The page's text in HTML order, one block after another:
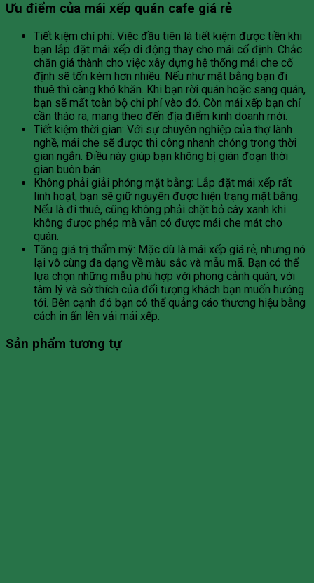
Ưu điểm của mái xếp quán cafe giá rẻ
Tiết kiệm chí phí: Việc đầu tiên là tiết kiệm được tiền khi
bạn lắp đặt mái xếp di động thay cho mái cố định. Chắc
chắn giá thành cho việc xây dựng hệ thống mái che cố
định sẽ tốn kém hơn nhiều. Nếu như mặt bằng bạn đi
thuê thì càng khó khăn. Khi bạn rời quán hoặc sang quán,
bạn sẽ mất toàn bộ chi phí vào đó. Còn mái xếp bạn chỉ
cần tháo ra, mang theo đến địa điểm kinh doanh mới.
Tiết kiệm thời gian: Với sự chuyên nghiệp của thợ lành
nghề, mái che sẽ được thi công nhanh chóng trong thời
gian ngắn. Điều này giúp bạn không bị gián đoạn thời
gian buôn bán.
Không phải giải phóng mặt bằng: Lắp đặt mái xếp rất
linh hoạt, bạn sẽ giữ nguyên được hiện trạng mặt bằng.
Nếu là đi thuê, cũng không phải chặt bỏ cây xanh khi
không được phép mà vẫn có được mái che mát cho
quán.
Tăng giá trị thẩm mỹ: Mặc dù là mái xếp giá rẻ, nhưng nó
lại vô cùng đa dạng về màu sắc và mẫu mã. Bạn có thể
lựa chọn những mẫu phù hợp với phong cảnh quán, với
tâm lý và sở thích của đối tượng khách bạn muốn hướng
tới. Bên cạnh đó bạn có thể quảng cáo thương hiệu bằng
cách in ấn lên vải mái xếp.
Sản phẩm tương tự